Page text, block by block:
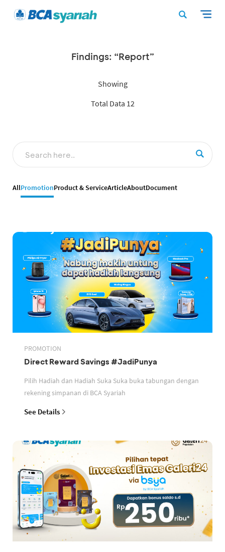
Findings: “Report”
Showing
Total Data 12
AllPromotionProduct & ServiceArticleAboutDocument
PROMOTION
Direct Reward Savings #JadiPunya
Pilih Hadiah dan Hadiah Suka Suka buka tabungan dengan
rekening simpanan di BCA Syariah
See Details